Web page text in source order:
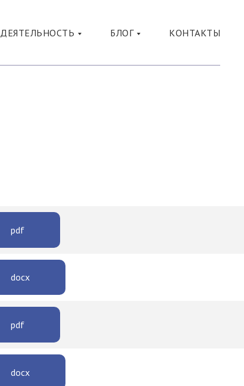
ДЕЯТЕЛЬНОСТЬ БЛОГ КОНТАКТЫ
pdf
docx
pdf
docx